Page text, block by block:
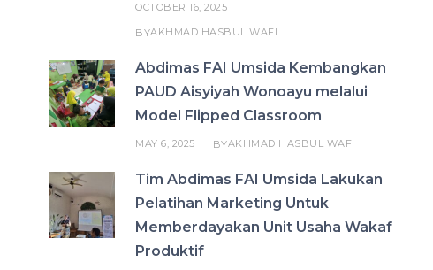
OCTOBER 16, 2025
BYAKHMAD HASBUL WAFI
Abdimas FAI Umsida Kembangkan
PAUD Aisyiyah Wonoayu melalui
Model Flipped Classroom
MAY 6, 2025 BYAKHMAD HASBUL WAFI
Tim Abdimas FAI Umsida Lakukan
Pelatihan Marketing Untuk
Memberdayakan Unit Usaha Wakaf
Produktif